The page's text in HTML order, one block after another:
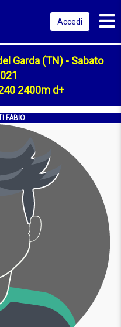
Accedi
Garda (TN) - Sabato
2400m d+
FABIO